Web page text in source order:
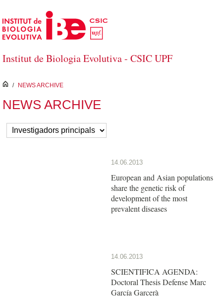
Salta al contingut principal
Institut de Biologia Evolutiva - CSIC UPF
inici
/ NEWS ARCHIVE
NEWS ARCHIVE
14.06.2013
European and Asian populations
share the genetic risk of
development of the most
prevalent diseases
14.06.2013
SCIENTIFICA AGENDA:
Doctoral Thesis Defense Marc
García Garcerà